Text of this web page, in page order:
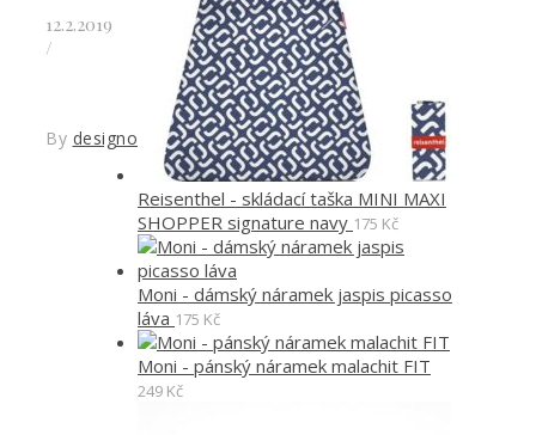
12.2.2019
/
By designoved
Reisenthel - skládací taška MINI MAXI
SHOPPER signature navy 175 Kč
Moni - dámský náramek jaspis picasso
láva 175 Kč
Moni - pánský náramek malachit FIT
249 Kč